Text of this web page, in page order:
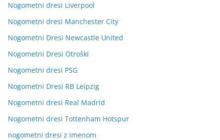
Nogometni dresi Liverpool
Nogometni dresi Manchester City
Nogometni Dresi Newcastle United
Nogometni Dresi Otroški
Nogometni dresi PSG
Nogometni Dresi RB Leipzig
Nogometni dresi Real Madrid
Nogometni dresi Tottenham Hotspur
nogometni dresi z imenom